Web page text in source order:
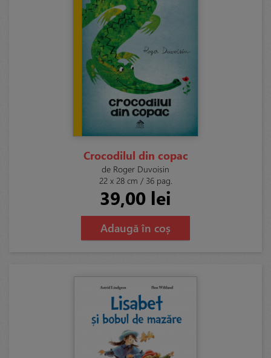
Crocodilul din copac
de Roger Duvoisin
22 x 28 cm / 36 pag.
39,00 lei
Adaugă în coș